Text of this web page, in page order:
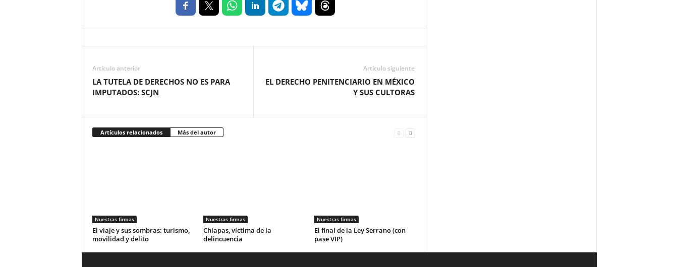
Artículo anterior
LA TUTELA DE DERECHOS NO ES PARA
IMPUTADOS: SCJN
Artículo siguiente
EL DERECHO PENITENCIARIO EN MÉXICO
Y SUS CULTORAS
Artículos relacionados Más del autor
Nuestras firmas
El viaje y sus sombras: turismo,
movilidad y delito
Nuestras firmas
Chiapas, víctima de la
delincuencia
Nuestras firmas
El final de la Ley Serrano (con
pase VIP)